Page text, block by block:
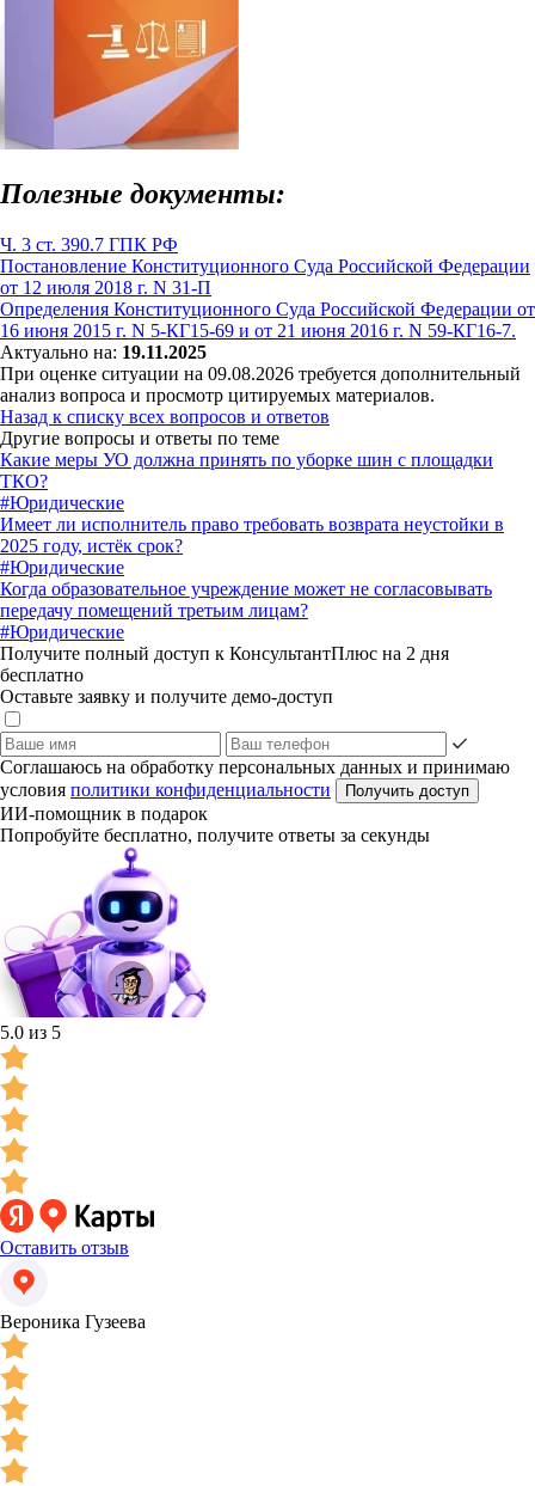
Полезные документы:
Ч. 3 ст. 390.7 ГПК РФ
Постановление Конституционного Суда Российской Федерации
от 12 июля 2018 г. N 31-П
Определения Конституционного Суда Российской Федерации от
16 июня 2015 г. N 5-КГ15-69 и от 21 июня 2016 г. N 59-КГ16-7.
Актуально на: 19.11.2025
При оценке ситуации на 09.08.2026 требуется дополнительный
анализ вопроса и просмотр цитируемых материалов.
Назад к списку всех вопросов и ответов
Другие вопросы и ответы по теме
Какие меры УО должна принять по уборке шин с площадки
ТКО?
#Юридические
Имеет ли исполнитель право требовать возврата неустойки в
2025 году, истёк срок?
#Юридические
Когда образовательное учреждение может не согласовывать
передачу помещений третьим лицам?
#Юридические
Получите полный доступ к КонсультантПлюс на 2 дня
бесплатно
Оставьте заявку и получите демо-доступ
Соглашаюсь на обработку персональных данных и принимаю
условия политики конфиденциальности Получить доступ
ИИ-помощник в подарок
Попробуйте бесплатно, получите ответы за секунды
5.0 из 5
Оставить отзыв
Вероника Гузеева